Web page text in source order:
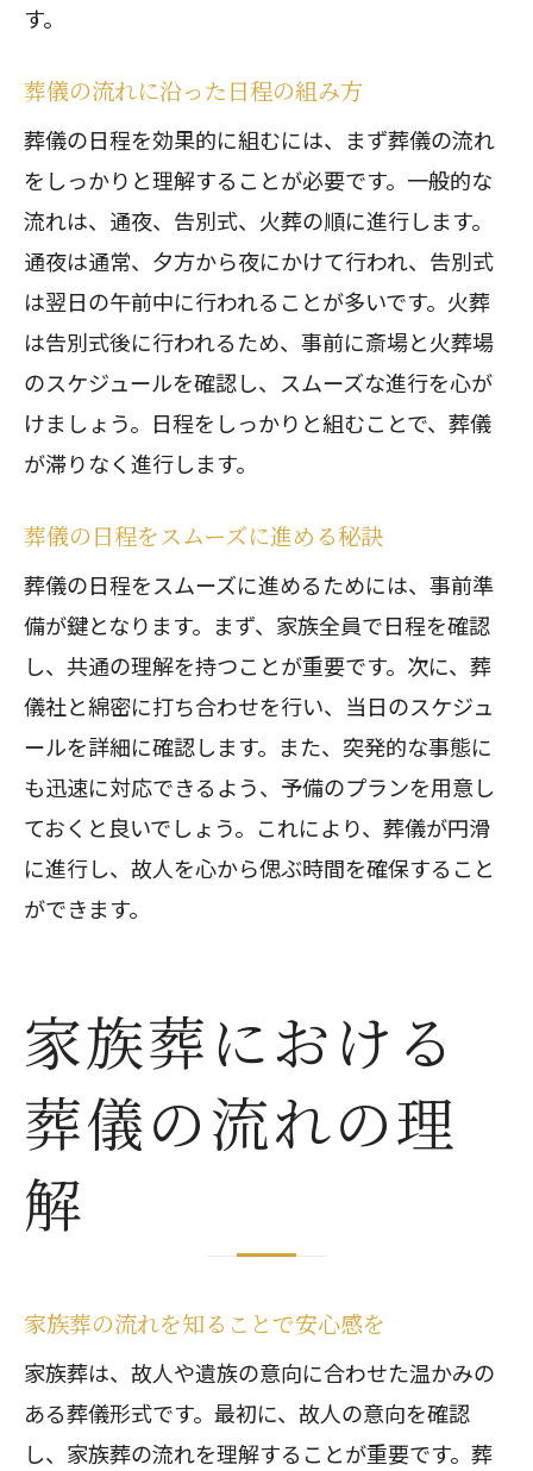
す。
葬儀の流れに沿った日程の組み方
葬儀の日程を効果的に組むには、まず葬儀の流れ
をしっかりと理解することが必要です。一般的な
流れは、通夜、告別式、火葬の順に進行します。
通夜は通常、夕方から夜にかけて行われ、告別式
は翌日の午前中に行われることが多いです。火葬
は告別式後に行われるため、事前に斎場と火葬場
のスケジュールを確認し、スムーズな進行を心が
けましょう。日程をしっかりと組むことで、葬儀
が滞りなく進行します。
葬儀の日程をスムーズに進める秘訣
葬儀の日程をスムーズに進めるためには、事前準
備が鍵となります。まず、家族全員で日程を確認
し、共通の理解を持つことが重要です。次に、葬
儀社と綿密に打ち合わせを行い、当日のスケジュ
ールを詳細に確認します。また、突発的な事態に
も迅速に対応できるよう、予備のプランを用意し
ておくと良いでしょう。これにより、葬儀が円滑
に進行し、故人を心から偲ぶ時間を確保すること
ができます。
家族葬における
葬儀の流れの理
解
家族葬の流れを知ることで安心感を
家族葬は、故人や遺族の意向に合わせた温かみの
ある葬儀形式です。最初に、故人の意向を確認
し、家族葬の流れを理解することが重要です。葬